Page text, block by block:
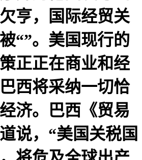
亨，国际经贸关
“”。美国现行的
正正在商业和经
西将采纳一切恰
济。巴西《贸易
说，“美国关税国